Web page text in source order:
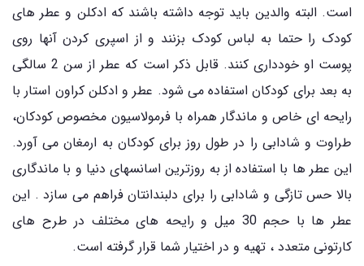
است. البته والدین باید توجه داشته باشند که ادکلن و عطر های
کودک را حتما به لباس کودک بزنند و از اسپری کردن آنها روی
پوست او خودداری کنند. قابل ذکر است که عطر از سن 2 سالگی
به بعد برای کودکان استفاده می شود. عطر و ادکلن کراون استار با
رایحه ای خاص و ماندگار همراه با فرمولاسیون مخصوص کودکان،
طراوت و شادابی را در طول روز برای کودکان به ارمغان می آورد.
این عطر ها با استفاده از به روزترین اسانسهای دنیا و با ماندگاری
بالا حس تازگی و شادابی را برای دلبندانتان فراهم می سازد . این
عطر ها با حجم 30 میل و رایحه های مختلف در طرح های
کارتونی متعدد ، تهیه و در اختیار شما قرار گرفته است.